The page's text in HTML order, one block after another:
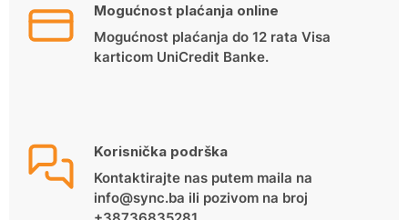
Mogućnost plaćanja online
Mogućnost plaćanja do 12 rata Visa
karticom UniCredit Banke.
Korisnička podrška
Kontaktirajte nas putem maila na
info@sync.ba ili pozivom na broj